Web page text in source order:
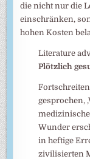
die nicht nur die
einschränken,
hohen Kosten
Literature
Plötzlich
gesprochen,
Wunder
in heftige
zivilisierten